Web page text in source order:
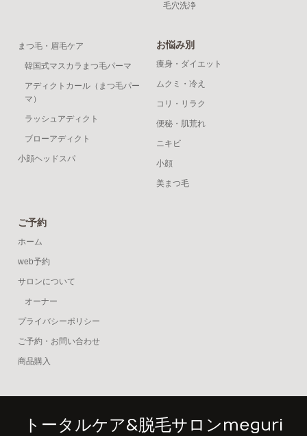
毛穴洗浄
まつ毛・眉毛ケア
韓国式マスカラまつ毛パーマ
アディクトカール（まつ毛パー
マ）
ラッシュアディクト
ブローアディクト
小顔ヘッドスパ
お悩み別
痩身・ダイエット
ムクミ・冷え
コリ・リラク
便秘・肌荒れ
ニキビ
小顔
美まつ毛
ご予約
ホーム
web予約
サロンについて
オーナー
プライバシーポリシー
ご予約・お問い合わせ
商品購入
トータルケア&脱毛サロンmeguri